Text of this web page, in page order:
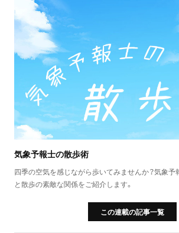
気象予報士の散歩術
四季の空気を感じながら歩いてみませんか？気象予
と散歩の素敵な関係をご紹介します。
この連載の記事一覧